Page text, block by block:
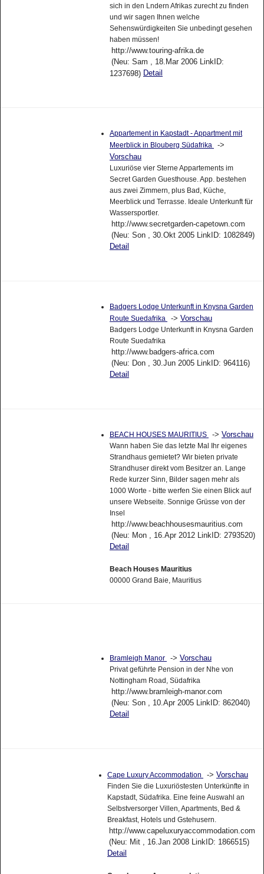
sich in den Lndern Afrikas zurecht zu finden
und wir sagen Ihnen welche
Sehenswürdigkeiten Sie unbedingt gesehen
haben müssen!
http://www.touring-afrika.de
(Neu: Sam , 18.Mar 2006 LinkID:
1237698) Detail
Appartement in Kapstadt - Appartment mit
Meerblick in Blouberg Südafrika
->
Vorschau
Luxuriöse vier Sterne Appartements im
Secret Garden Guesthouse. App. bestehen
aus zwei Zimmern, plus Bad, Küche,
Meerblick und Terrasse. Ideale Unterkunft für
Wassersportler.
http://www.secretgarden-capetown.com
(Neu: Son , 30.Okt 2005 LinkID: 1082849)
Detail
Badgers Lodge Unterkunft in Knysna Garden
Route Suedafrika
-> Vorschau
Badgers Lodge Unterkunft in Knysna Garden
Route Suedafrika
http://www.badgers-africa.com
(Neu: Don , 30.Jun 2005 LinkID: 964116)
Detail
BEACH HOUSES MAURITIUS -> Vorschau
Wann haben Sie das letzte Mal Ihr eigenes
Strandhaus gemietet? Wir bieten private
Strandhuser direkt vom Besitzer an. Lange
Rede kurzer Sinn, Bilder sagen mehr als
1000 Worte - bitte werfen Sie einen Blick auf
unsere Webseite. Sonnige Grüsse von der
Insel
http://www.beachhousesmauritius.com
(Neu: Mon , 16.Apr 2012 LinkID: 2793520)
Detail
Beach Houses Mauritius
00000 Grand Baie, Mauritius
Bramleigh Manor -> Vorschau
Privat geführte Pension in der Nhe von
Nottingham Road, Südafrika
http://www.bramleigh-manor.com
(Neu: Son , 10.Apr 2005 LinkID: 862040)
Detail
Cape Luxury Accommodation -> Vorschau
Finden Sie die Luxuriöstesten Unterkünfte in
Kapstadt, Südafrika. Eine feine Auswahl an
Selbstversorger Villen, Apartments, Bed &
Breakfast, Hotels und Gstehusern.
http://www.capeluxuryaccommodation.com
(Neu: Mit , 16.Jan 2008 LinkID: 1866515)
Detail